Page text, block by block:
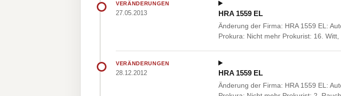
VERÄNDERUNGEN
27.05.2013 HRA 1559 EL
Änderung der Firma: HRA 1559 EL:
Prokura: Nicht mehr Prokurist: 16.
VERÄNDERUNGEN
28.12.2012 HRA 1559 EL
Änderung der Firma: HRA 1559 EL: